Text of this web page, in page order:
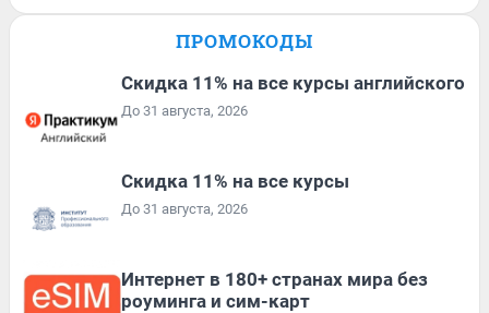
ПРОМОКОДЫ
Скидка 11% на все курсы английского
До 31 августа, 2026
Скидка 11% на все курсы
До 31 августа, 2026
Интернет в 180+ странах мира без
роуминга и сим-карт